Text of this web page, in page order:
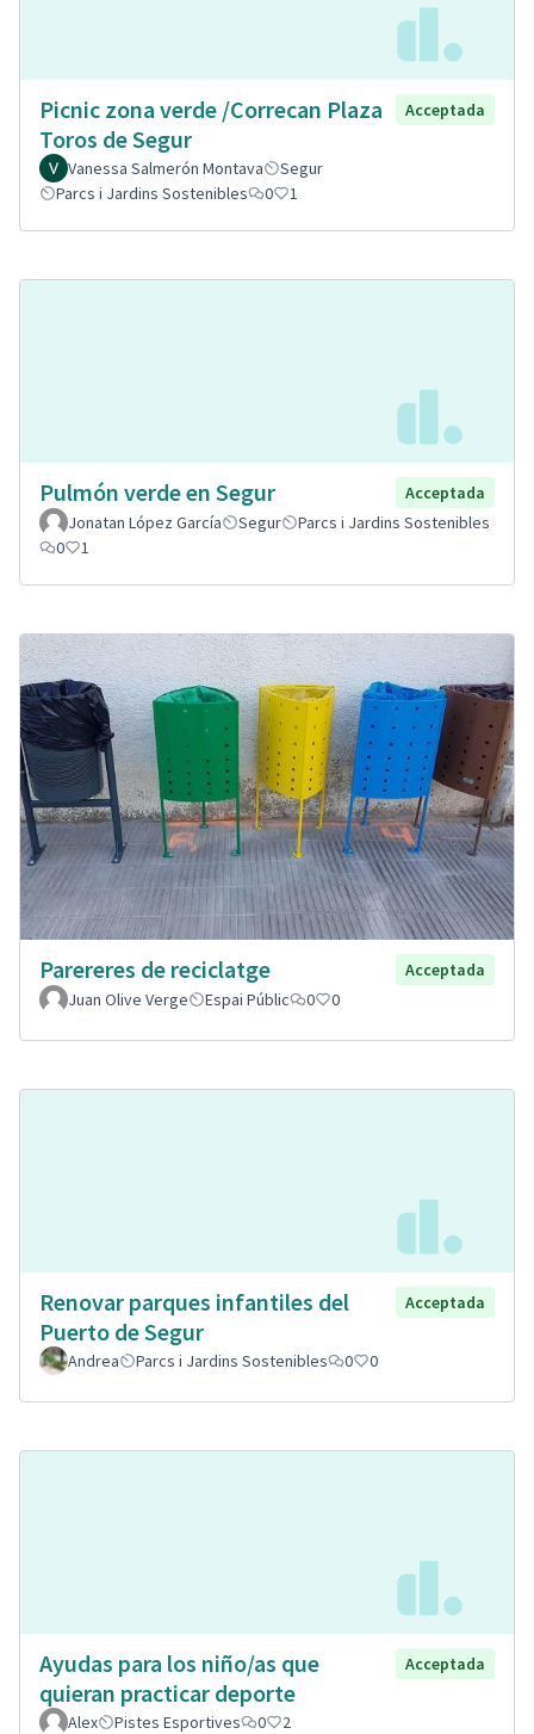
Picnic zona verde /Correcan Plaza
Toros de Segur
Acceptada
Vanessa Salmerón Montava
Segur
Parcs i Jardins Sostenibles
0 1
Pulmón verde en Segur
Acceptada
Jonatan López García
Segur
Parcs i Jardins Sostenibles
0
1
Parereres de reciclatge
Acceptada
Juan Olive Verge
Espai Públic 0 0
Renovar parques infantiles del
Puerto de Segur
Acceptada
Andrea Parcs i Jardins Sostenibles 0 0
Ayudas para los niño/as que
quieran practicar deporte
Acceptada
Alex Pistes Esportives 0 2